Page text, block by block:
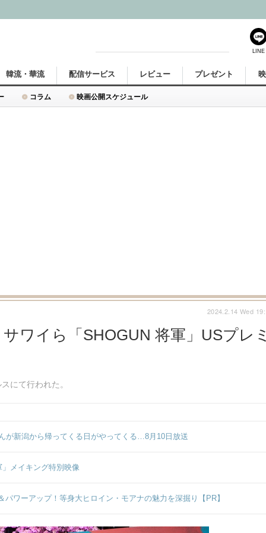
コラム 映画公開スケジュール
韓流・華流 配信サービス レビュー プレゼント
ワイら「SHOGUN 将軍」USプレ
にて行われた。
2024.2.14 Wed
新潟から帰ってくる日がやってくる…8月10日放送
メイキング特別映像
ワーアップ！等身大ヒロイン・モアナの魅力を深掘り【PR】
LINE